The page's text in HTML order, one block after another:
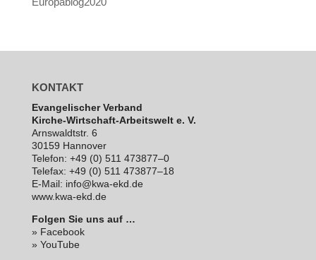
KONTAKT
Evan­ge­li­scher Verband
Kirche-Wirt­schaft-Arbeits­welt e. V.
Arns­waldt­str. 6
30159 Hannover
Telefon: +49 (0) 511 473877–0
Telefax: +49 (0) 511 473877–18
E‑Mail: info@kwa-ekd.de
www.kwa-ekd.de
Folgen Sie uns auf …
» Facebook
» YouTube